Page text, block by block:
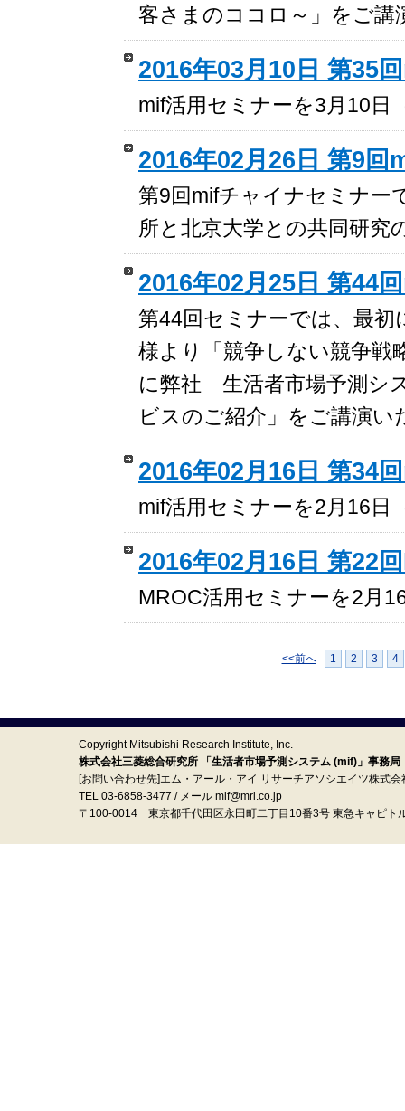
客さまのココロ～」をご講
2016年03月10日 第35
mif活用セミナーを3月10日
2016年02月26日 第9
第9回mifチャイナセミナー
所と北京大学との共同研究
2016年02月25日 第44
第44回セミナーでは、最
様より「競争しない競争戦
に弊社 生活者市場予測シ
ビスのご紹介」をご講演い
2016年02月16日 第34
mif活用セミナーを2月16日
2016年02月16日 第22
MROC活用セミナーを2月
<<前へ 1 2 3 4
Copyright Mitsubishi Research Institute, Inc.
株式会社三菱総合研究所 「生活者市場予測システム (mif)」事務局
[お問い合わせ先]エム・アール・アイ リサーチアソシエイツ株式会
TEL 03-6858-3477 / メール mif@mri.co.jp
〒100‐0014 東京都千代田区永田町二丁目10番3号 東急キャピト